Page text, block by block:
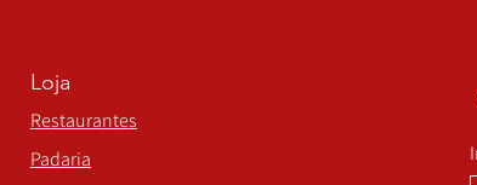
Loja
Restaurantes
Padaria